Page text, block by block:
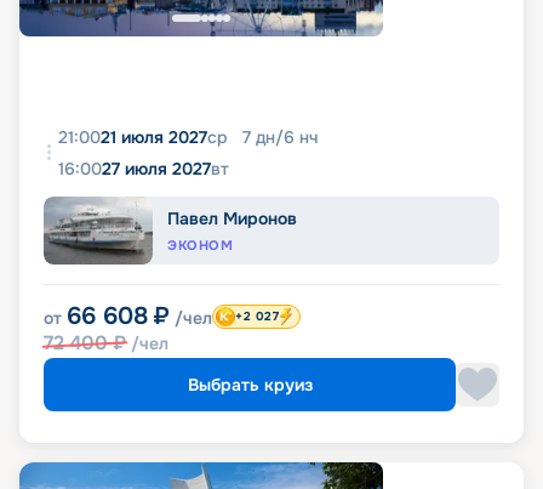
21:0021 июля 2027ср 7 дн/6 нч
16:0027 июля 2027вт
Павел Миронов
ЭКОНОМ
от 66 608 ₽ /чел
72 400₽ /чел
+2 027
Выбрать круиз